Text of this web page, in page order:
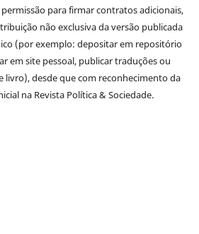
para firmar contratos adicionais,
não exclusiva da versão publicada
(por exemplo: depositar em repositório
em site pessoal, publicar traduções ou
livro), desde que com reconhecimento da
na Revista Política & Sociedade.